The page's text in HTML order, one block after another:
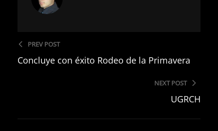
PREV POST
Concluye con éxito Rodeo de la Primavera
NEXT POST
UGRCH